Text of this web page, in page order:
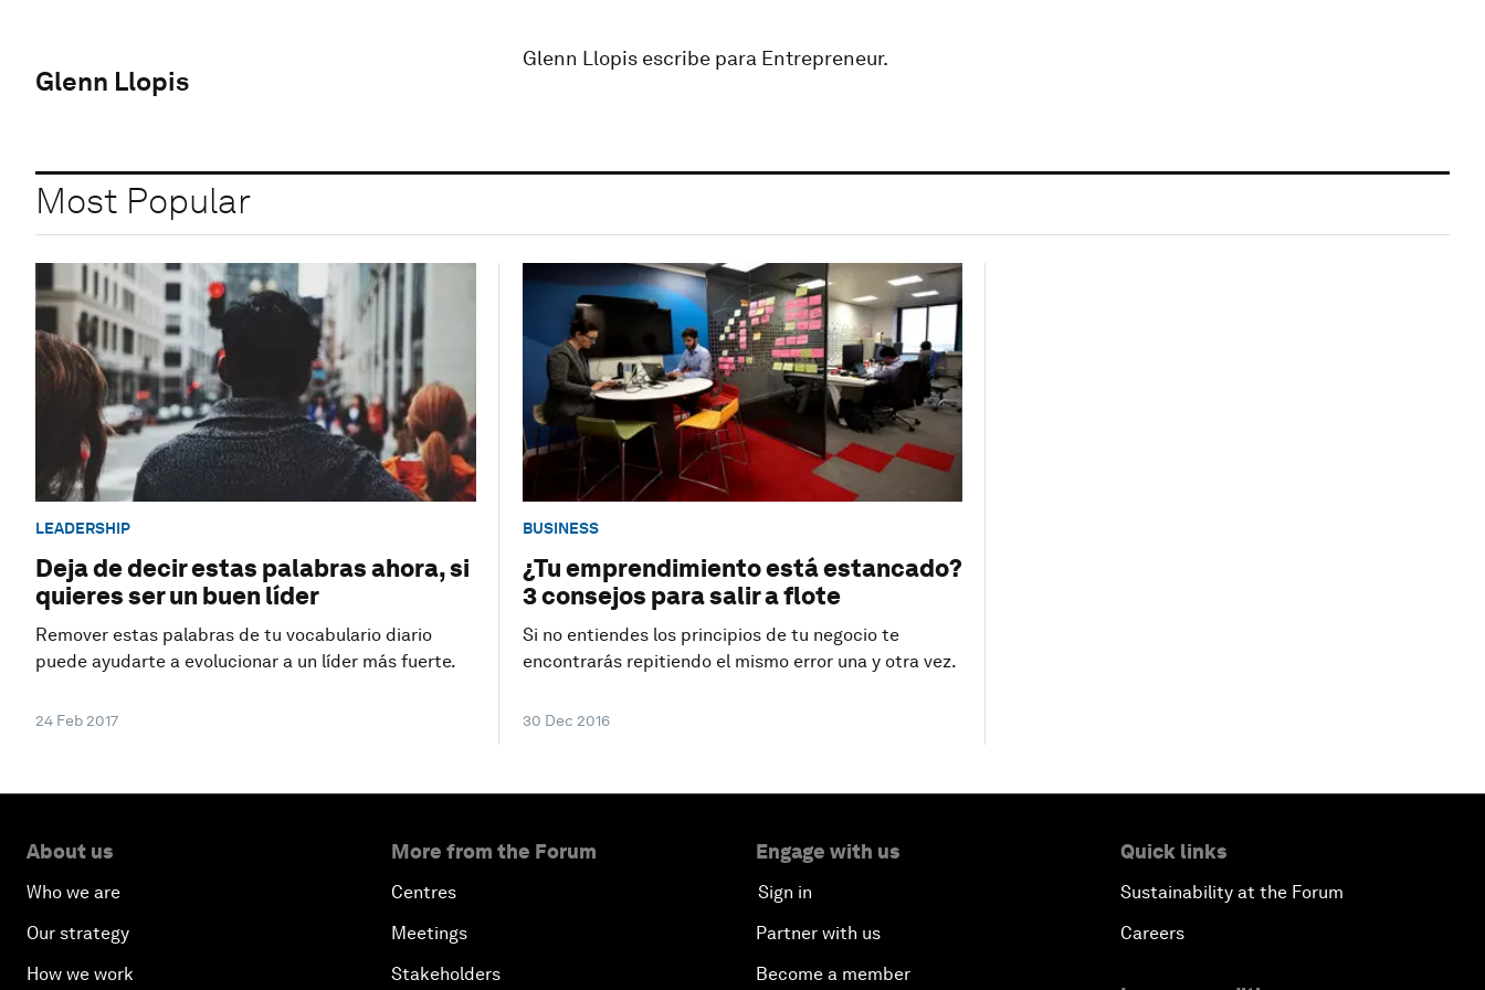
Glenn Llopis
Glenn Llopis escribe para Entrepreneur.
Most Popular
LEADERSHIP
Deja de decir estas palabras ahora, si
quieres ser un buen líder
Remover estas palabras de tu vocabulario diario
puede ayudarte a evolucionar a un líder más fuerte.
24 Feb 2017
BUSINESS
¿Tu emprendimiento está estancado?
3 consejos para salir a flote
Si no entiendes los principios de tu negocio te
encontrarás repitiendo el mismo error una y otra vez.
30 Dec 2016
About us
Who we are
Our strategy
How we work
More from the Forum
Centres
Meetings
Stakeholders
Engage with us
Sign in
Partner with us
Become a member
Quick links
Sustainability at the Forum
Careers